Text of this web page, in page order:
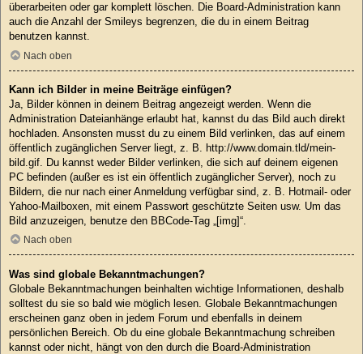
überarbeiten oder gar komplett löschen. Die Board-Administration kann
auch die Anzahl der Smileys begrenzen, die du in einem Beitrag
benutzen kannst.
Nach oben
Kann ich Bilder in meine Beiträge einfügen?
Ja, Bilder können in deinem Beitrag angezeigt werden. Wenn die
Administration Dateianhänge erlaubt hat, kannst du das Bild auch direkt
hochladen. Ansonsten musst du zu einem Bild verlinken, das auf einem
öffentlich zugänglichen Server liegt, z. B. http://www.domain.tld/mein-
bild.gif. Du kannst weder Bilder verlinken, die sich auf deinem eigenen
PC befinden (außer es ist ein öffentlich zugänglicher Server), noch zu
Bildern, die nur nach einer Anmeldung verfügbar sind, z. B. Hotmail- oder
Yahoo-Mailboxen, mit einem Passwort geschützte Seiten usw. Um das
Bild anzuzeigen, benutze den BBCode-Tag „[img]“.
Nach oben
Was sind globale Bekanntmachungen?
Globale Bekanntmachungen beinhalten wichtige Informationen, deshalb
solltest du sie so bald wie möglich lesen. Globale Bekanntmachungen
erscheinen ganz oben in jedem Forum und ebenfalls in deinem
persönlichen Bereich. Ob du eine globale Bekanntmachung schreiben
kannst oder nicht, hängt von den durch die Board-Administration